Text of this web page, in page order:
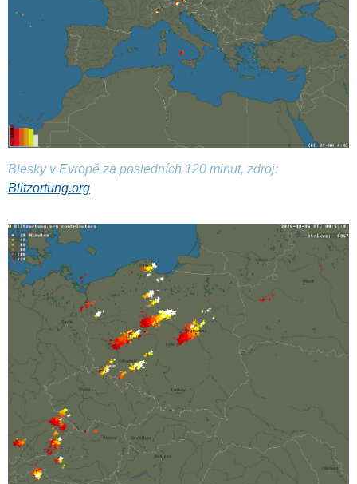
Blesky v Evropě za posledních 120 minut, zdroj:
Blitzortung.org